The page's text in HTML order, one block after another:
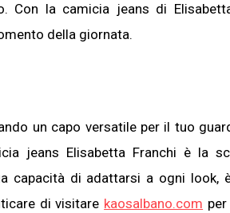
Con la camicia jeans di
della giornata.
un capo versatile per il tuo
jeans Elisabetta Franchi è la
capacità di adattarsi a ogni
di visitare kaosalbano.com